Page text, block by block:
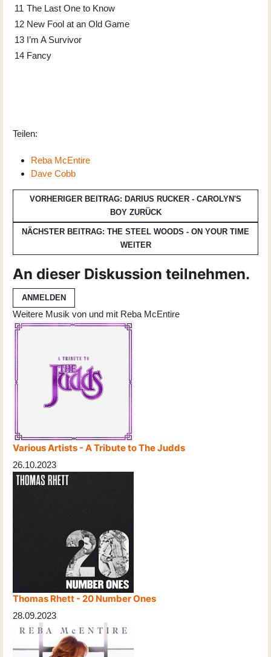
11 The Last One to Know
12 New Fool at an Old Game
13 I’m A Survivor
14 Fancy
Teilen:
Reba McEntire
Dave Cobb
VORHERIGER BEITRAG: DARIUS RUCKER - CAROLYN'S
BOY ZURÜCK
NÄCHSTER BEITRAG: THE STEEL WOODS - ON YOUR TIME
WEITER
An dieser Diskussion teilnehmen.
ANMELDEN
Weitere Musik von und mit Reba McEntire
Various Artists - A Tribute to The Judds
26.10.2023
Thomas Rhett - 20 Number Ones
28.09.2023